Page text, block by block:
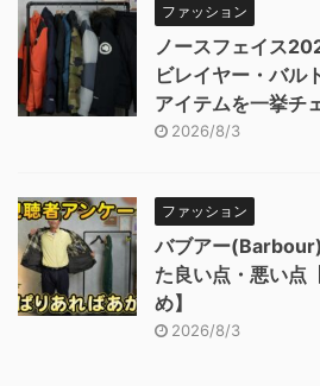
ファッション
ノースフェイス
ビレイヤー・バル
アイテムを一挙チ
2026/8/3
ファッション
バブアー
た良い点・悪い点
め】
2026/8/3